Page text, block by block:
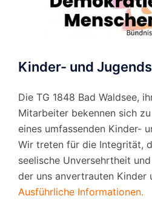
Kinder- und
Die TG 1848 Bad Waldsee,
Mitarbeiter bekennen sich
eines umfassenden Kinder-
Wir treten für die Integrität,
seelische Unversehrtheit
der uns anvertrauten Kinder
Ausführliche Informationen.